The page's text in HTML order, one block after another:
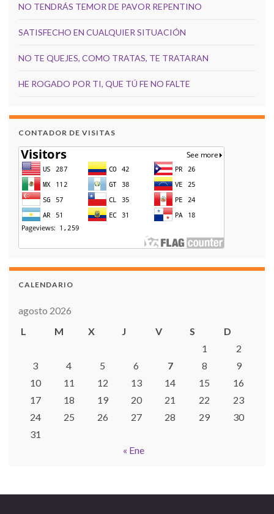
NO TENDRÁS TEMOR DE PAVOR REPENTINO
SATISFECHO EN CUALQUIER SITUACIÓN
NO TE QUEJES, COMO TRATAS, TE TRATARAN
HE ROGADO POR TI, QUE TÚ FE NO FALTE
CONTADOR DE VISITAS
CALENDARIO
agosto 2026
L
M X J V S
D
1
2
3
4 5 6 7 8
9
10
11 12 13 14 15
16
17
18 19 20 21 22
23
24
25 26 27 28 29
30
31
« Ene